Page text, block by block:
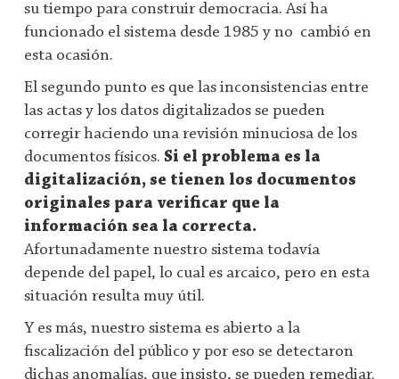
su tiempo para construir democracia. Así ha
funcionado el sistema desde 1985 y no cambió en
esta ocasión.
El segundo punto es que las inconsistencias entre
las actas y los datos digitalizados se pueden
corregir haciendo una revisión minuciosa de los
documentos físicos. Si el problema es la
digitalización, se tienen los documentos
originales para verificar que la
información sea la correcta.
Afortunadamente nuestro sistema todavía
depende del papel, lo cual es arcaico, pero en esta
situación resulta muy útil.
Y es más, nuestro sistema es abierto a la
fiscalización del público y por eso se detectaron
dichas anomalías, que insisto, se pueden remediar.